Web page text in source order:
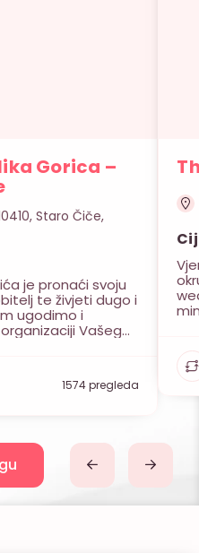
Gorica –
Staro Čiče,
je pronaći svoju
te živjeti dugo i
ugodimo i
Vašeg
toliko je i
1574 pregleda